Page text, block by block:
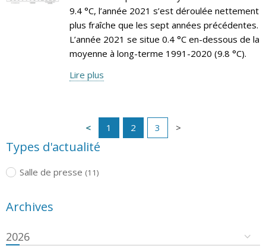
9.4 °C, l’année 2021 s’est déroulée nettement
plus fraîche que les sept années précédentes.
L’année 2021 se situe 0.4 °C en-dessous de la
moyenne à long-terme 1991-2020 (9.8 °C).
Lire plus
1 2 3
Types d'actualité
Salle de presse (11)
Archives
2026